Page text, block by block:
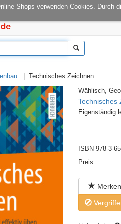
Shops verwenden Cookies.
14.30 onCampus:
| Technisches Zeichnen
Wählisch,
Technisches
Eigenständig
ISBN 978-3-
Preis
Merken